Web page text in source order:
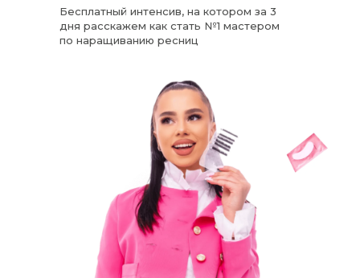
Бесплатный интенсив, на котором за 3
дня расскажем как стать №1 мастером
по наращиванию ресниц